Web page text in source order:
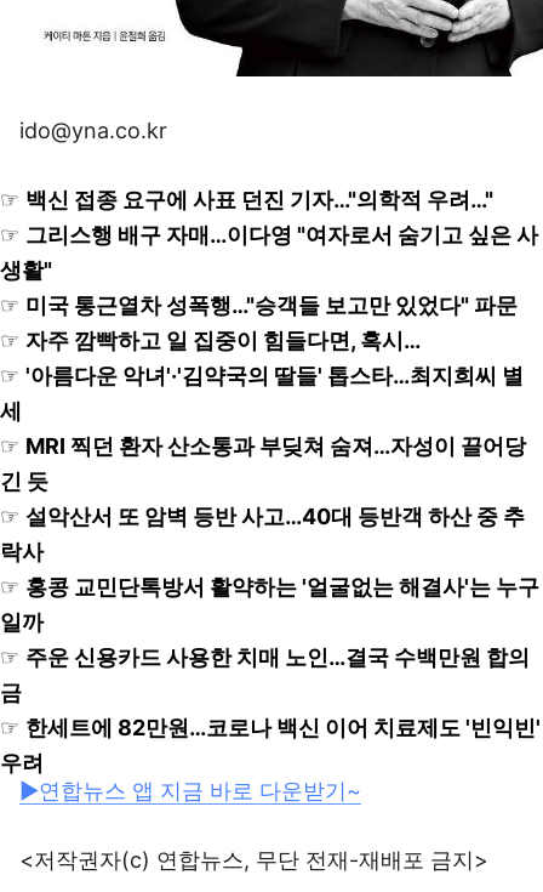
ido@yna.co.kr
☞ 백신 접종 요구에 사표 던진 기자…"의학적 우려…"
☞ 그리스행 배구 자매…이다영 "여자로서 숨기고 싶은 사
생활"
☞ 미국 통근열차 성폭행…"승객들 보고만 있었다" 파문
☞ 자주 깜빡하고 일 집중이 힘들다면, 혹시…
☞ '아름다운 악녀'·'김약국의 딸들' 톱스타…최지희씨 별
세
☞ MRI 찍던 환자 산소통과 부딪쳐 숨져…자성이 끌어당
긴 듯
☞ 설악산서 또 암벽 등반 사고…40대 등반객 하산 중 추
락사
☞ 홍콩 교민단톡방서 활약하는 '얼굴없는 해결사'는 누구
일까
☞ 주운 신용카드 사용한 치매 노인…결국 수백만원 합의
금
☞ 한세트에 82만원…코로나 백신 이어 치료제도 '빈익빈'
우려
▶연합뉴스 앱 지금 바로 다운받기~
<저작권자(c) 연합뉴스, 무단 전재-재배포 금지>